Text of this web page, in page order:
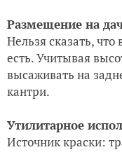
Размещение на
Нельзя сказать, что
есть. Учитывая
высаживать на
кантри.
Утилитарное
Источник краски: